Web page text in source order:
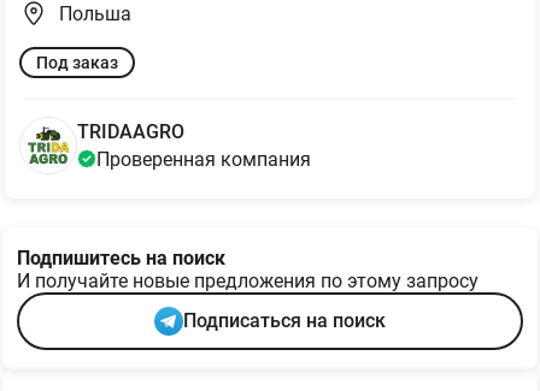
Польша
Под заказ
TRIDAAGRO
Проверенная компания
Подпишитесь на поиск
И получайте новые предложения по этому запросу
Подписаться на поиск